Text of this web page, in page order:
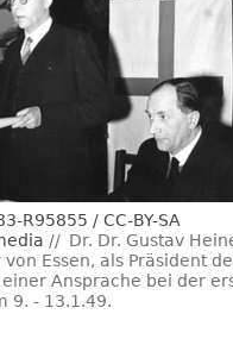
R95855 / CC-BY-SA
Dr. Dr. Gustav
Essen, als Präsident
Ansprache bei der
9. - 13.1.49.